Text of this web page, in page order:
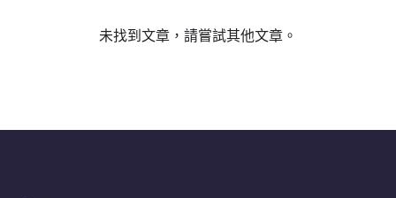
未找到文章，請嘗試其他文章。